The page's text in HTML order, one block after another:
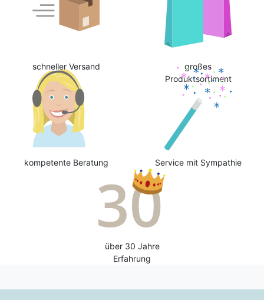
schneller Versand
großes
Produktsortiment
kompetente Beratung Service mit Sympathie
über 30 Jahre
Erfahrung